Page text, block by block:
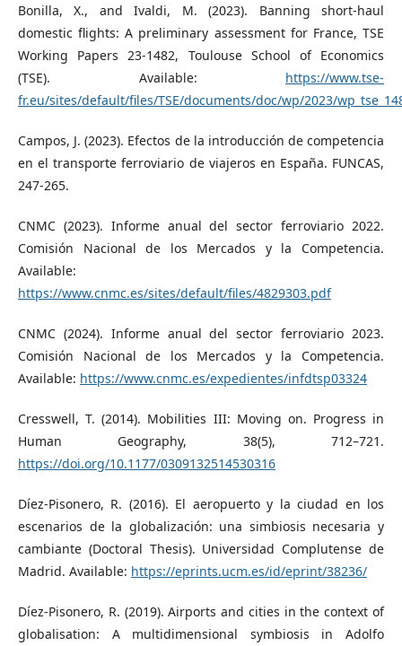
Bonilla, X., and Ivaldi, M. (2023). Banning short-haul
domestic flights: A preliminary assessment for France, TSE
Working Papers 23-1482, Toulouse School of Economics
(TSE). Available: https://www.tse-
fr.eu/sites/default/files/TSE/documents/doc/wp/2023/
Campos, J. (2023). Efectos de la introducción de competencia
en el transporte ferroviario de viajeros en España. FUNCAS,
247-265.
CNMC (2023). Informe anual del sector ferroviario 2022.
Comisión Nacional de los Mercados y la Competencia.
Available:
https://www.cnmc.es/sites/default/files/4829303.pdf
CNMC (2024). Informe anual del sector ferroviario 2023.
Comisión Nacional de los Mercados y la Competencia.
Available: https://www.cnmc.es/expedientes/infdtsp03324
Cresswell, T. (2014). Mobilities III: Moving on. Progress in
Human Geography, 38(5), 712–721.
https://doi.org/10.1177/0309132514530316
Díez-Pisonero, R. (2016). El aeropuerto y la ciudad en los
escenarios de la globalización: una simbiosis necesaria y
cambiante (Doctoral Thesis). Universidad Complutense de
Madrid. Available: https://eprints.ucm.es/id/eprint/38236/
Díez-Pisonero, R. (2019). Airports and cities in the context of
globalisation: A multidimensional symbiosis in Adolfo